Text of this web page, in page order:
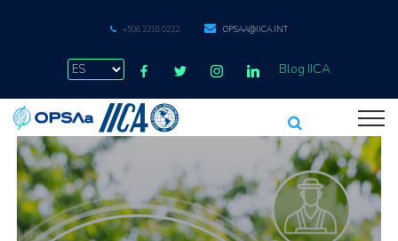
+506 2216 0222 OPSAA@IICA.INT
Blog IICA